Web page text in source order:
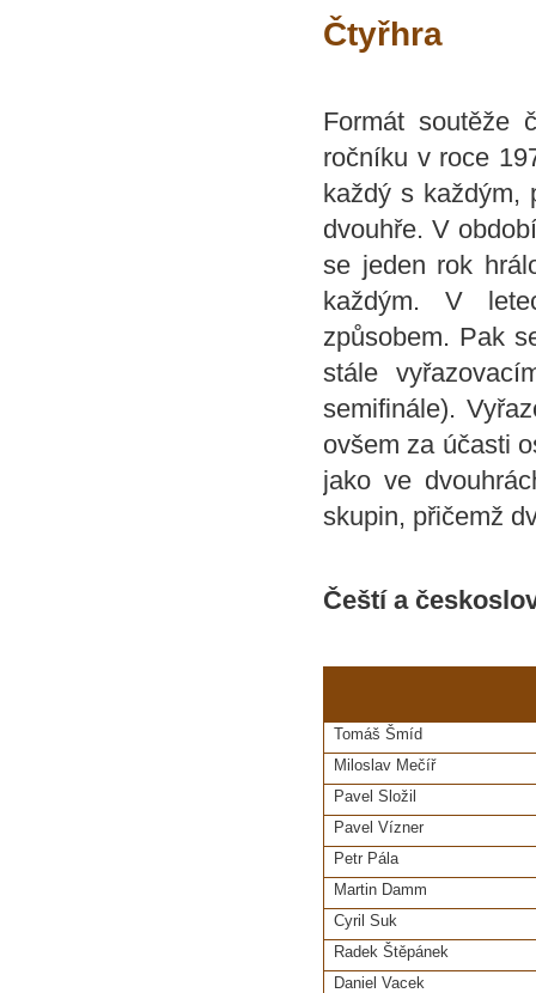
Čtyřhra
Formát soutěže
ročníku v roce
každý s každým,
dvouhře. V
se jeden rok
každým. V
způsobem. Pak
stále
semifinále).
ovšem za účasti
jako ve
skupin, přičemž
Čeští a
Tomáš Šmíd
Miloslav Mečíř
Pavel Složil
Pavel Vízner
Petr Pála
Martin Damm
Cyril Suk
Radek Štěpánek
Daniel Vacek